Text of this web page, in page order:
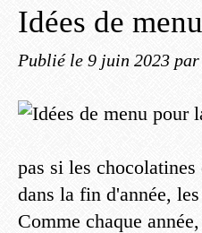
Idées de
Publié le 9 juin 2023
pas si les
dans la fin d'année,
Comme chaque